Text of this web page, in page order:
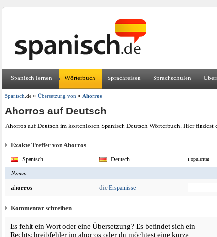
Spanisch lernen Wörterbuch Sprachreisen Sprachschulen
Spanisch .de» Übersetzung von» Ahorros
Ahorros auf Deutsch
Ahorros auf Deutsch im kostenlosen Spanisch Deutsch Wörterbuch. Hier
Exakte Treffer von Ahorros
Spanisch Deutsch Popularität
Nomen
ahorros die Ersparnisse
Kommentar schreiben
Es fehlt ein Wort oder eine Übersetzung? Es befindet sich ein
Rechtschreibfehler im ahorros oder du möchtest eine kurze